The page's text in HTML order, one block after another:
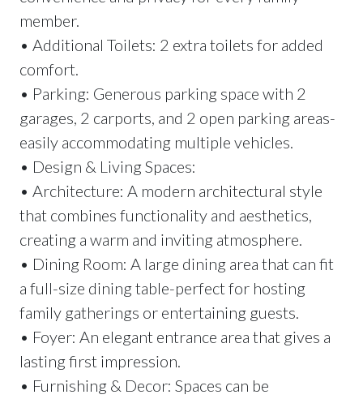
member.
• Additional Toilets: 2 extra toilets for added
comfort.
• Parking: Generous parking space with 2
garages, 2 carports, and 2 open parking areas-
easily accommodating multiple vehicles.
• Design & Living Spaces:
• Architecture: A modern architectural style
that combines functionality and aesthetics,
creating a warm and inviting atmosphere.
• Dining Room: A large dining area that can fit
a full-size dining table-perfect for hosting
family gatherings or entertaining guests.
• Foyer: An elegant entrance area that gives a
lasting first impression.
• Furnishing & Decor: Spaces can be